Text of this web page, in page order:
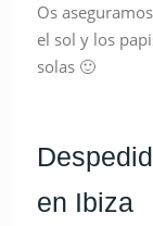
Os
el sol y los
solas 🙂
en Ibiza